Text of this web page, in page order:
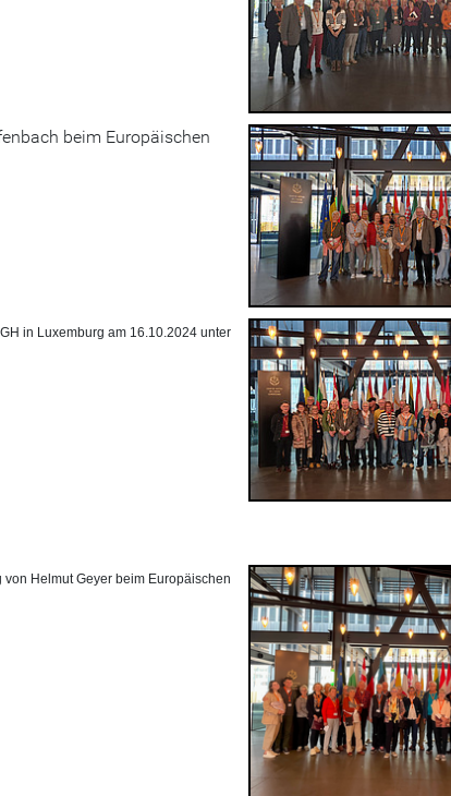
beim Europäischen
in Luxemburg am 16.10.2024 unter
Helmut Geyer beim Europäischen